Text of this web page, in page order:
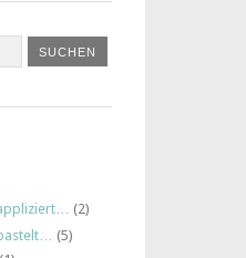
(2)
(5)